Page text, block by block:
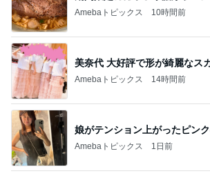
Amebaトピックス 10時間前
美奈代 大好評で形が綺麗なス
Amebaトピックス 14時間前
娘がテンション上がったピン
Amebaトピックス 1日前